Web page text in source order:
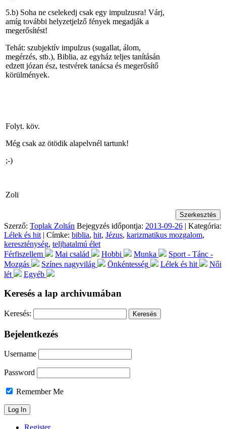
5.b) Soha ne cselekedj csak egy impulzusra! Várj,
amíg további helyzetjelző fények megadják a
megerősítést!
Tehát: szubjektív impulzus (sugallat, álom,
megérzés, stb.), Biblia, az egyház teljes tanításán
edzett józan ész, testvérek tanácsa és megerősítő
körülmények.
Folyt. köv.
Még csak az ötödik alapelvnél tartunk!
;-)
Zoli
Szerző: Toplak Zoltán Bejegyzés időpontja: 2013-09-26 | Kategória:
Lélek és hit | Címke: biblia, hit, Jézus, karizmatikus mozgalom,
kereszténység, teljhatalmú élet
Férfiszellem
Mai család Hobbi Munka
Sport - Tánc -
Mozgás
Színes nagyvilág Önkéntesség Lélek és hit
Női
lét
Egyéb
Keresés a lap archivumában
Keresés:
Bejelentkezés
Username
Password
Remember Me